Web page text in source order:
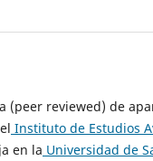
(peer reviewed) de
Instituto de Estudios
en la Universidad de